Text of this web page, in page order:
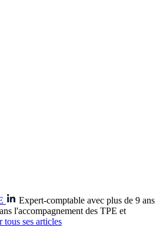
Expert-comptable avec plus de 9 ans
l'accompagnement des TPE et
tous ses articles